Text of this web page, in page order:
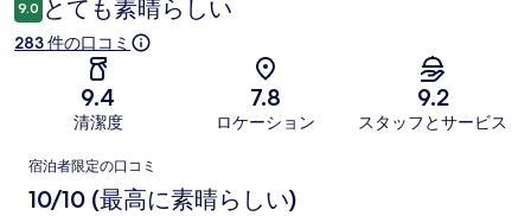
9.0 とても素晴らしい
283 件の口コミ
9.4
清潔度
7.8
ロケーション
9.2
スタッフとサービス
口
コ
宿泊者限定の口コミ
10/10 (最高に素晴らしい)